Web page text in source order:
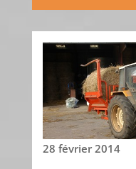
28 février 2014